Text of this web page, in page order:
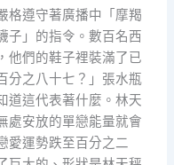
格遵守著廣播中「摩羯
子」的指令。數百名西
他們的鞋子裡裝滿了已
分之八十七？」張水瓶
道這代表著什麼。林天
處安放的單戀能量就會
愛運勢跌至百分之二